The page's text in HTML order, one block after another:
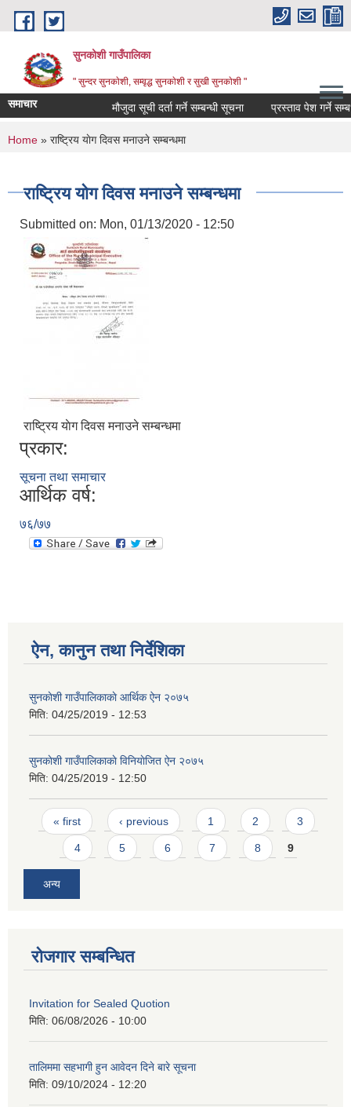
Skip to main content
सुनकोशी गाउँपालिका
" सुन्दर सुनकाेशी, सम्वृद्ध सुनकाेशी र सुखी सुनकाेशी "
समाचार मौजुदा सूची दर्ता गर्ने सम्बन्धी सूचना प्रस्ताव पेश गर्ने सम्बधी
You are here
Home » राष्ट्रिय याेग दिवस मनाउने सम्बन्धमा
राष्ट्रिय याेग दिवस मनाउने सम्बन्धमा
Submitted on: Mon, 01/13/2020 - 12:50
राष्ट्रिय याेग दिवस मनाउने सम्बन्धमा
प्रकार:
सूचना तथा समाचार
आर्थिक वर्ष:
७६/७७
ऐन, कानुन तथा निर्देशिका
सुनकाेशी गाउँपालिकाकाे आर्थिक ऐन २०७५
मिति: 04/25/2019 - 12:53
सुनकाेशी गाउँपालिकाकाे विनियाेजित ऐन २०७५
मिति: 04/25/2019 - 12:50
Pages
« first ‹ previous 1 2 3
4 5 6 7 8 9
अन्य
रोजगार सम्बन्धित
Invitation for Sealed Quotion
मिति: 06/08/2026 - 10:00
तालिममा सहभागी हुन आवेदन दिने बारे सूचना
मिति: 09/10/2024 - 12:20